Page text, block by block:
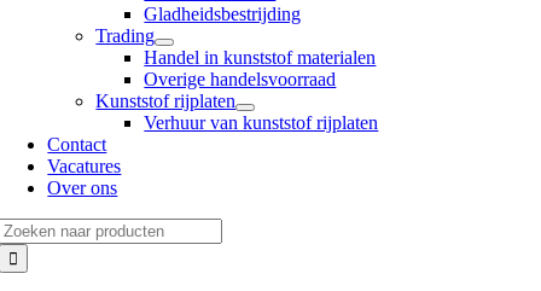
Gladheidsbestrijding
Trading
Handel in kunststof materialen
Overige handelsvoorraad
Kunststof rijplaten
Verhuur van kunststof rijplaten
Contact
Vacatures
Over ons